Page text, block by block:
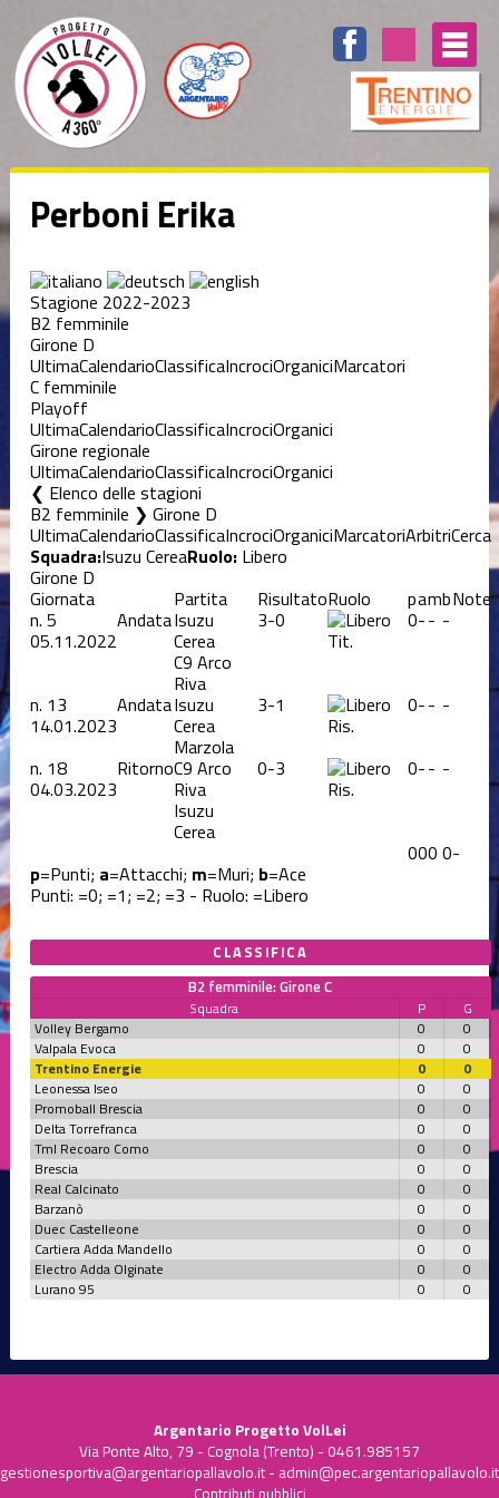
Perboni Erika
Stagione 2022-2023
B2 femminile
Girone D
UltimaCalendarioClassificaIncrociOrganiciMarcatori
C femminile
Playoff
UltimaCalendarioClassificaIncrociOrganici
Girone regionale
UltimaCalendarioClassificaIncrociOrganici
Elenco delle stagioni
B2 femminile ❯ Girone D
UltimaCalendarioClassificaIncrociOrganiciMarcatoriArbitriCerca
Squadra:Isuzu CereaRuolo:Libero
Girone D
Giornata Partita RisultatoRuolo pambNote
n. 5
05.11.2022
AndataIsuzu
Cerea
C9 Arco
Riva
3-0
Tit.
0-- -
n. 13
14.01.2023
AndataIsuzu
Cerea
Marzola
3-1
Ris.
0-- -
n. 18
04.03.2023
RitornoC9 Arco
Riva
Isuzu
Cerea
0-3
Ris.
0-- -
000 0-
p=Punti; a=Attacchi; m=Muri; b=Ace
Punti: =0; =1; =2; =3 - Ruolo: =Libero
CLASSIFICA
B2 femminile: Girone C
Squadra P
G
Volley Bergamo
0
0
Valpala Evoca
0
0
Trentino Energie
0
0
Leonessa Iseo
0
0
Promoball Brescia
0
0
Delta Torrefranca
0
0
Tml Recoaro Como
0
0
Brescia
0
0
Real Calcinato
0
0
Barzanò
0
0
Duec Castelleone
0
0
Cartiera Adda Mandello
0
0
Electro Adda Olginate
0
0
Lurano 95
0 0
Argentario Progetto VolLei
Via Ponte Alto, 79 - Cognola (Trento) - 0461.985157
gestionesportiva@argentariopallavolo.it- admin@pec.argentariopallavolo.it